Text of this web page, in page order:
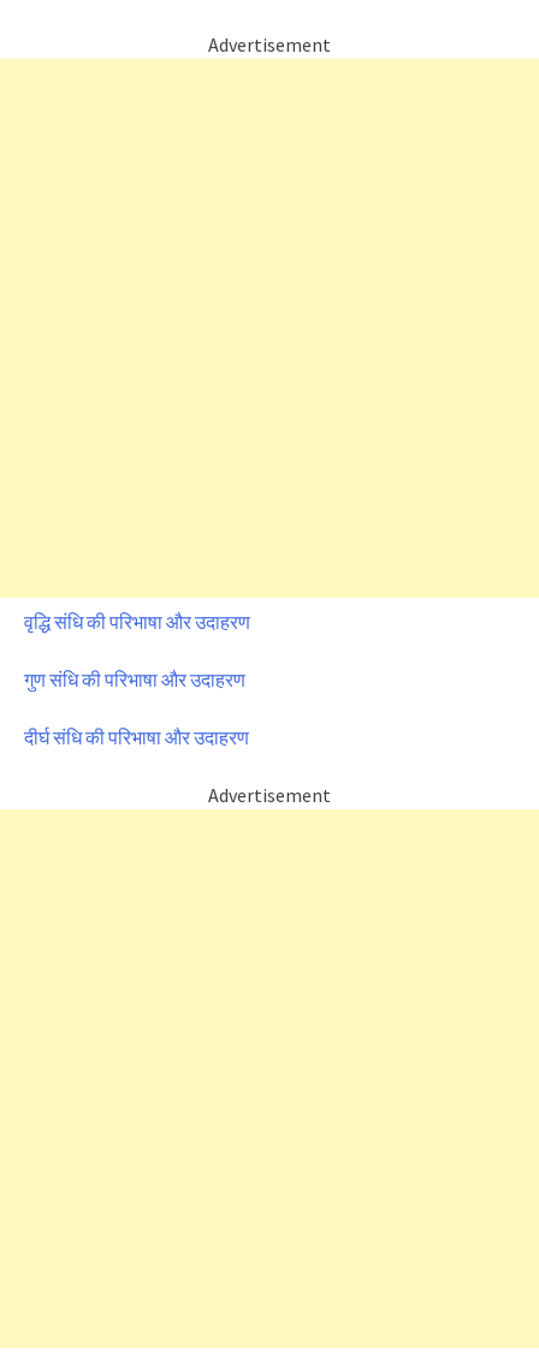
Advertisement
वृद्धि संधि की परिभाषा और उदाहरण
गुण संधि की परिभाषा और उदाहरण
दीर्घ संधि की परिभाषा और उदाहरण
Advertisement